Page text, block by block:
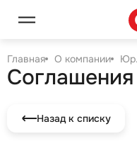
Главная О компании
Назад к списку